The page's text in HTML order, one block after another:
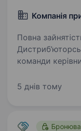
Компанія
Повна
команди
розвиток
5 днів тому